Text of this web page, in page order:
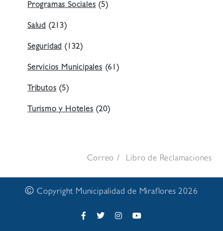
Programas Sociales (5)
Salud (213)
Seguridad (132)
Servicios Municipales (61)
Tributos (5)
Turismo y Hoteles (20)
Correo Libro de Reclamaciones
© Copyright Municipalidad de Miraflores 2026